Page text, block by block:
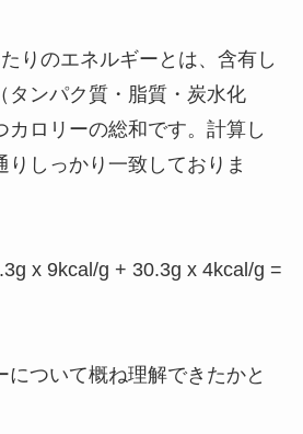
りのエネルギーとは、含有し
タンパク質・脂質・炭水化
カロリーの総和です。計算し
りしっかり一致しておりま
x 9kcal/g + 30.3g x 4kcal/g =
について概ね理解できたかと